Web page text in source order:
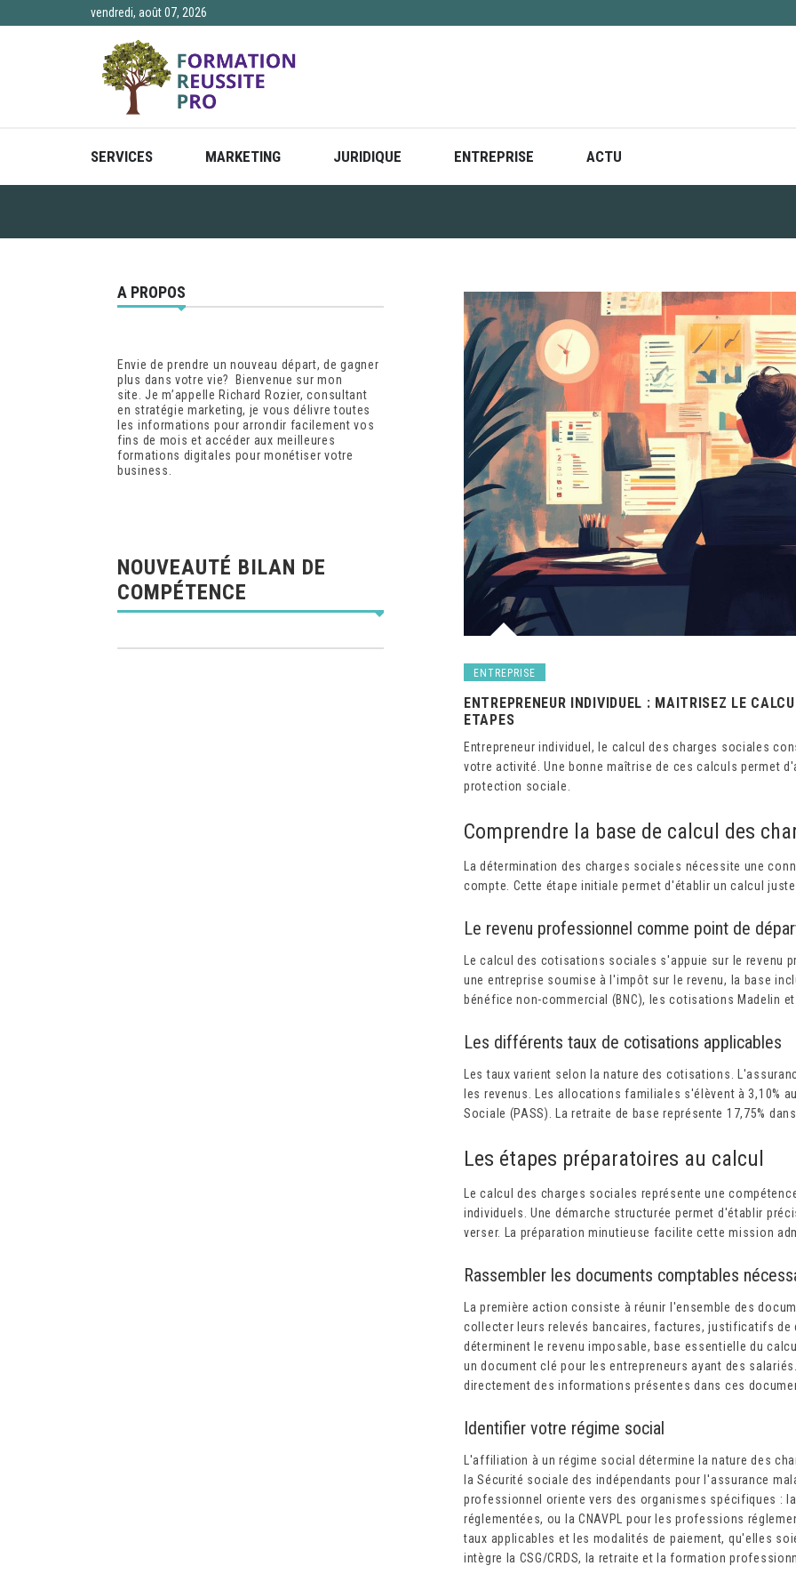
vendredi, août 07, 2026
SERVICES MARKETING JURIDIQUE ENTREPRISE ACTU
ENTREPRISE
ENTREPRENEUR INDIVIDUEL : MAITRISEZ LE
ETAPES
Entrepreneur individuel, le calcul des charges sociales
votre activité. Une bonne maîtrise de ces calculs permet
protection sociale.
Comprendre la base de calcul des
La détermination des charges sociales nécessite une
compte. Cette étape initiale permet d'établir un calcul
Le revenu professionnel comme point de
Le calcul des cotisations sociales s'appuie sur le revenu
une entreprise soumise à l'impôt sur le revenu, la base
bénéfice non-commercial (BNC), les cotisations Madelin
Les différents taux de cotisations applicables
Les taux varient selon la nature des cotisations.
les revenus. Les allocations familiales s'élèvent à 3,10%
Sociale (PASS). La retraite de base représente 17,75%
Les étapes préparatoires au calcul
Le calcul des charges sociales représente une
individuels. Une démarche structurée permet d'établir
verser. La préparation minutieuse facilite cette mission
Rassembler les documents comptables
La première action consiste à réunir l'ensemble des
collecter leurs relevés bancaires, factures, justificatifs
déterminent le revenu imposable, base essentielle du
un document clé pour les entrepreneurs ayant des
directement des informations présentes dans ces
Identifier votre régime social
L'affiliation à un régime social détermine la nature des
la Sécurité sociale des indépendants pour l'assurance
professionnel oriente vers des organismes spécifiques :
réglementées, ou la CNAVPL pour les professions
taux applicables et les modalités de paiement, qu'elles
intègre la CSG/CRDS, la retraite et la formation
A PROPOS
Envie de prendre un nouveau départ, de gagner
plus dans votre vie? Bienvenue sur mon
site. Je m’appelle Richard Rozier, consultant
en stratégie marketing, je vous délivre toutes
les informations pour arrondir facilement vos
fins de mois et accéder aux meilleures
formations digitales pour monétiser votre
business.
NOUVEAUTÉ BILAN DE
COMPÉTENCE